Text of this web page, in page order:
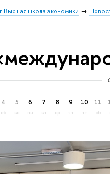
Высшая школа экономики
4
сб
5
вс
6
пн
7
вт
8
ср
9
чт
10
пт
11
сб